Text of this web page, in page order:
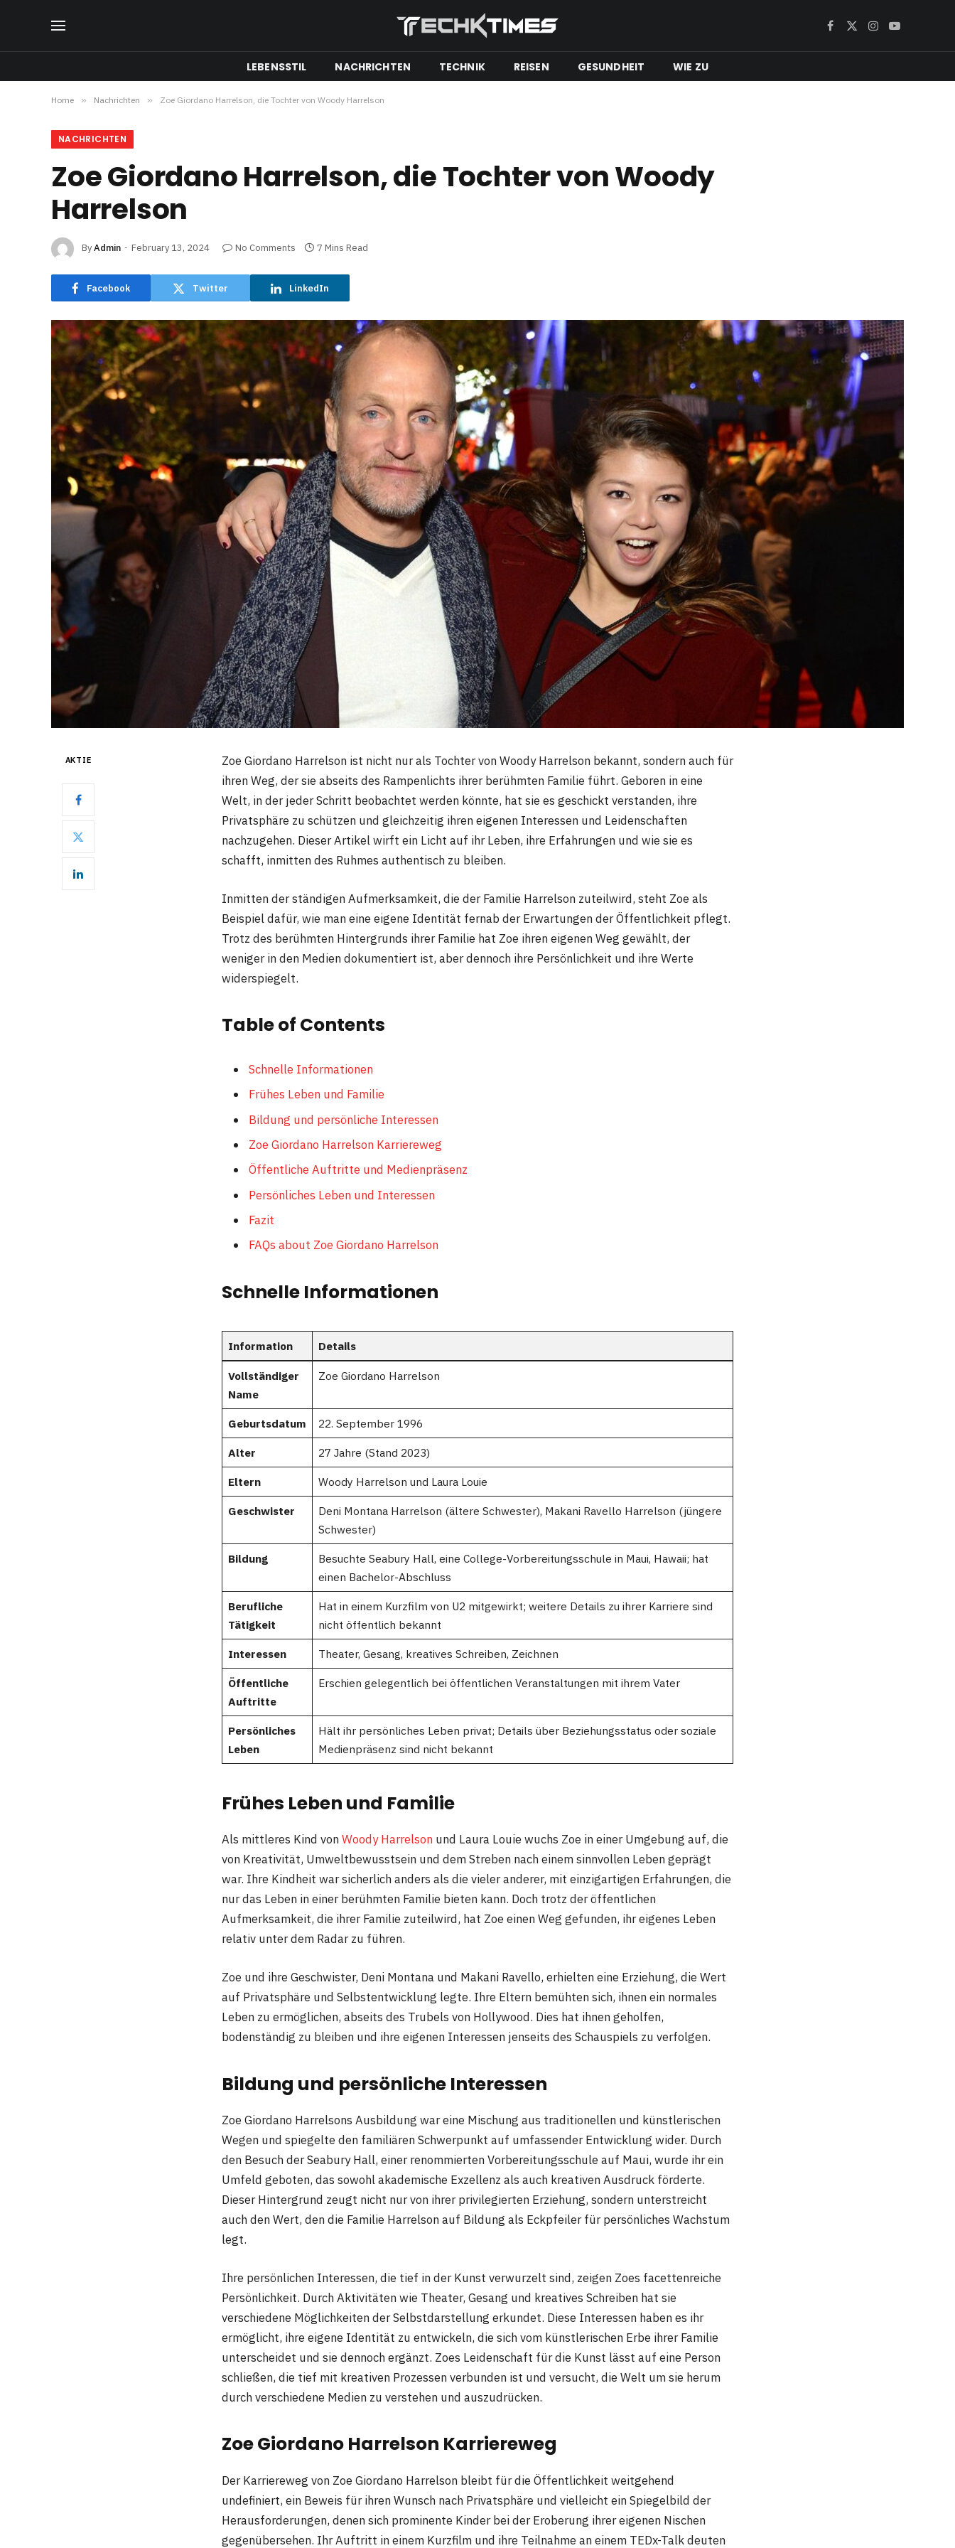
Facebook
X
Instagram
YouTube
LEBENSSTIL NACHRICHTEN TECHNIK REISEN GESUNDHEIT WIE ZU
Home » Nachrichten » Zoe Giordano Harrelson, die Tochter von Woody Harrelson
NACHRICHTEN
Zoe Giordano Harrelson, die Tochter von Woody
Harrelson
ByAdmin February 13, 2024 No Comments 7 Mins Read
Facebook Twitter LinkedIn
AKTIE
Zoe Giordano Harrelson ist nicht nur als Tochter von Woody Harrelson bekannt, sondern auch für
ihren Weg, der sie abseits des Rampenlichts ihrer berühmten Familie führt. Geboren in eine
Welt, in der jeder Schritt beobachtet werden könnte, hat sie es geschickt verstanden, ihre
Privatsphäre zu schützen und gleichzeitig ihren eigenen Interessen und Leidenschaften
nachzugehen. Dieser Artikel wirft ein Licht auf ihr Leben, ihre Erfahrungen und wie sie es
schafft, inmitten des Ruhmes authentisch zu bleiben.
Inmitten der ständigen Aufmerksamkeit, die der Familie Harrelson zuteilwird, steht Zoe als
Beispiel dafür, wie man eine eigene Identität fernab der Erwartungen der Öffentlichkeit pflegt.
Trotz des berühmten Hintergrunds ihrer Familie hat Zoe ihren eigenen Weg gewählt, der
weniger in den Medien dokumentiert ist, aber dennoch ihre Persönlichkeit und ihre Werte
widerspiegelt.
Table of Contents
Schnelle Informationen
Frühes Leben und Familie
Bildung und persönliche Interessen
Zoe Giordano Harrelson Karriereweg
Öffentliche Auftritte und Medienpräsenz
Persönliches Leben und Interessen
Fazit
FAQs about Zoe Giordano Harrelson
Schnelle Informationen
Information Details
Vollständiger
Name
Zoe Giordano Harrelson
Geburtsdatum 22. September 1996
Alter 27 Jahre (Stand 2023)
Eltern Woody Harrelson und Laura Louie
Geschwister
Deni Montana Harrelson (ältere Schwester), Makani Ravello Harrelson (jüngere
Schwester)
Bildung
Besuchte Seabury Hall, eine College-Vorbereitungsschule in Maui, Hawaii; hat
einen Bachelor-Abschluss
Berufliche
Tätigkeit
Hat in einem Kurzfilm von U2 mitgewirkt; weitere Details zu ihrer Karriere sind
nicht öffentlich bekannt
Interessen Theater, Gesang, kreatives Schreiben, Zeichnen
Öffentliche
Auftritte
Erschien gelegentlich bei öffentlichen Veranstaltungen mit ihrem Vater
Persönliches
Leben
Hält ihr persönliches Leben privat; Details über Beziehungsstatus oder soziale
Medienpräsenz sind nicht bekannt
Frühes Leben und Familie
Als mittleres Kind vonWoody Harrelson und Laura Louie wuchs Zoe in einer Umgebung auf, die
von Kreativität, Umweltbewusstsein und dem Streben nach einem sinnvollen Leben geprägt
war. Ihre Kindheit war sicherlich anders als die vieler anderer, mit einzigartigen Erfahrungen, die
nur das Leben in einer berühmten Familie bieten kann. Doch trotz der öffentlichen
Aufmerksamkeit, die ihrer Familie zuteilwird, hat Zoe einen Weg gefunden, ihr eigenes Leben
relativ unter dem Radar zu führen.
Zoe und ihre Geschwister, Deni Montana und Makani Ravello, erhielten eine Erziehung, die Wert
auf Privatsphäre und Selbstentwicklung legte. Ihre Eltern bemühten sich, ihnen ein normales
Leben zu ermöglichen, abseits des Trubels von Hollywood. Dies hat ihnen geholfen,
bodenständig zu bleiben und ihre eigenen Interessen jenseits des Schauspiels zu verfolgen.
Bildung und persönliche Interessen
Zoe Giordano Harrelsons Ausbildung war eine Mischung aus traditionellen und künstlerischen
Wegen und spiegelte den familiären Schwerpunkt auf umfassender Entwicklung wider. Durch
den Besuch der Seabury Hall, einer renommierten Vorbereitungsschule auf Maui, wurde ihr ein
Umfeld geboten, das sowohl akademische Exzellenz als auch kreativen Ausdruck förderte.
Dieser Hintergrund zeugt nicht nur von ihrer privilegierten Erziehung, sondern unterstreicht
auch den Wert, den die Familie Harrelson auf Bildung als Eckpfeiler für persönliches Wachstum
legt.
Ihre persönlichen Interessen, die tief in der Kunst verwurzelt sind, zeigen Zoes facettenreiche
Persönlichkeit. Durch Aktivitäten wie Theater, Gesang und kreatives Schreiben hat sie
verschiedene Möglichkeiten der Selbstdarstellung erkundet. Diese Interessen haben es ihr
ermöglicht, ihre eigene Identität zu entwickeln, die sich vom künstlerischen Erbe ihrer Familie
unterscheidet und sie dennoch ergänzt. Zoes Leidenschaft für die Kunst lässt auf eine Person
schließen, die tief mit kreativen Prozessen verbunden ist und versucht, die Welt um sie herum
durch verschiedene Medien zu verstehen und auszudrücken.
Zoe Giordano Harrelson Karriereweg
Der Karriereweg von Zoe Giordano Harrelson bleibt für die Öffentlichkeit weitgehend
undefiniert, ein Beweis für ihren Wunsch nach Privatsphäre und vielleicht ein Spiegelbild der
Herausforderungen, denen sich prominente Kinder bei der Eroberung ihrer eigenen Nischen
gegenübersehen. Ihr Auftritt in einem Kurzfilm und ihre Teilnahme an einem TEDx-Talk deuten